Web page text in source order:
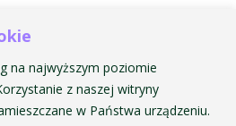
na najwyższym poziomie
z naszej witryny
w Państwa urządzeniu.
sprawie stypendium
Szkoły Doktorskiej